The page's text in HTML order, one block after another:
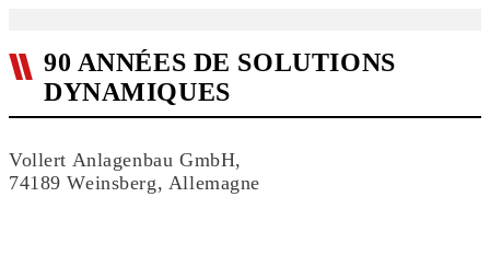
90 ANNÉES DE SOLUTIONS
DYNAMIQUES
Vollert Anlagenbau GmbH,
74189 Weinsberg, Allemagne